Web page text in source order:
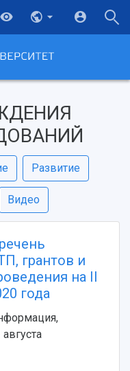
Развитие
Видео
грантов и
на II
года